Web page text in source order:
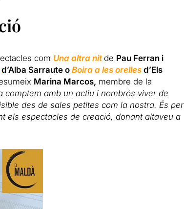
com Una altra nit de Pau Ferran i
Sarraute oBoira a les orellesd’Els
Marina Marcos, membre de la
comptem amb un actiu i nombrós viver de
des de sales petites com la nostra. És per
els espectacles de creació, donant altaveu a